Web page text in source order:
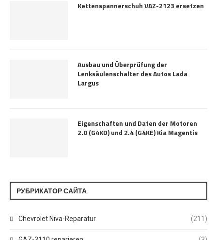
Kettenspannerschuh VAZ-2123 ersetzen
Ausbau und Überprüfung der
Lenksäulenschalter des Autos Lada
Largus
Eigenschaften und Daten der Motoren
2.0 (G4KD) und 2.4 (G4KE) Kia Magentis
РУБРИКАТОР САЙТА
Chevrolet Niva-Reparatur (211)